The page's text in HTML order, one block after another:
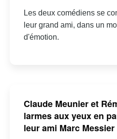
Les deux comédiens se
leur grand ami, dans un
d'émotion.
Claude Meunier et
larmes aux yeux en
leur ami Marc Messier